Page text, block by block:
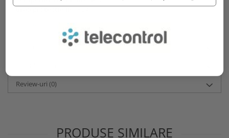
Grad protectie IP:IP54
Review-uri (0)
PRODUSE SIMILARE